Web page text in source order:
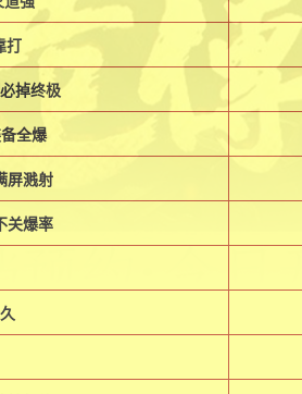
掉终极
全爆
屏溅射
关爆率
久